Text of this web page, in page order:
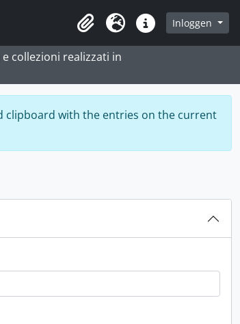
Clipboard
Taal Quick linksInloggen
collezioni realizzati in
clipboard with the entries on the current